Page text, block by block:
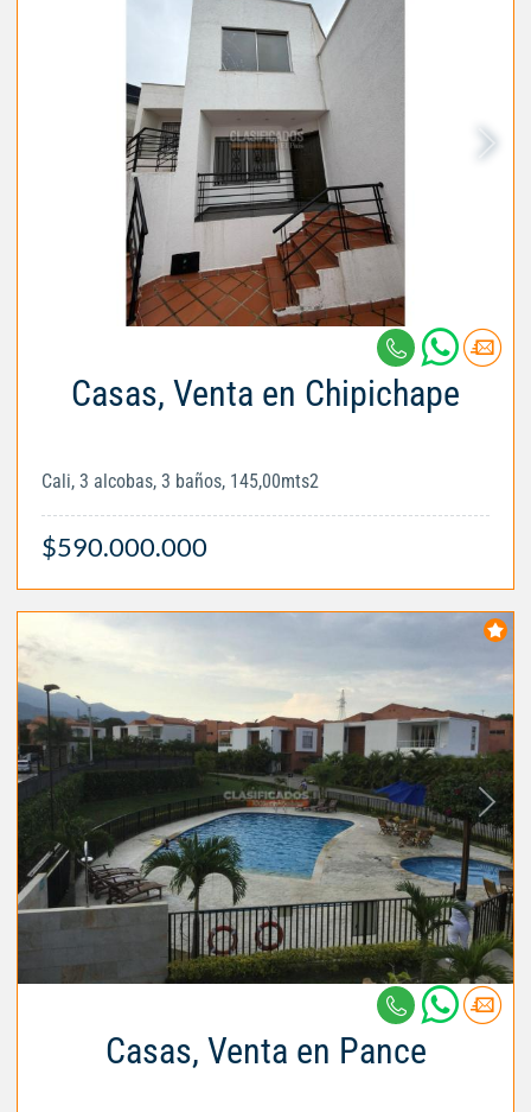
Casas, Venta en Chipichape
Cali, 3 alcobas, 3 baños, 145,00mts2
$590.000.000
Casas, Venta en Pance